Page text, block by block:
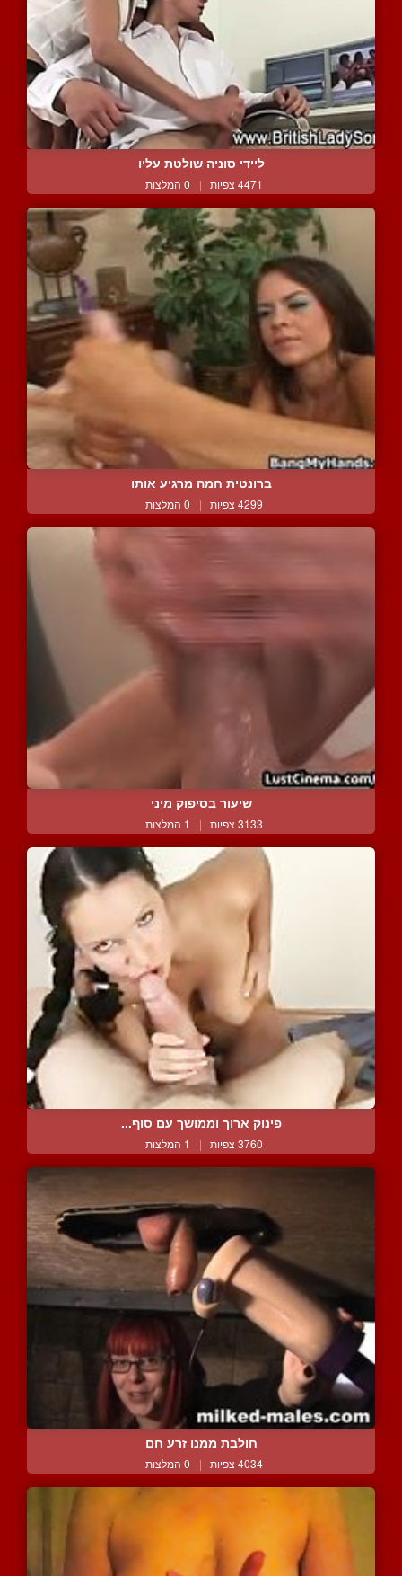
ליידי סוניה שולטת עליו
4471 צפיות | 0 המלצות
ברונטית חמה מרגיע אותו
4299 צפיות | 0 המלצות
שיעור בסיפוק מיני
3133 צפיות | 1 המלצות
פינוק ארוך וממושך עם סוף...
3760 צפיות | 1 המלצות
חולבת ממנו זרע חם
4034 צפיות | 0 המלצות